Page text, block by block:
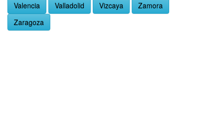
Valencia
Valladolid Vizcaya
Zamora
Zaragoza